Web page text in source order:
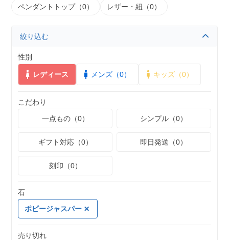
ペンダントトップ（0） レザー・紐（0）
絞り込む
性別
レディース メンズ（0） キッズ（0）
こだわり
一点もの（0）
シンプル（0）
ギフト対応（0） 即日発送（0）
刻印（0）
石
ポピージャスパー
売り切れ